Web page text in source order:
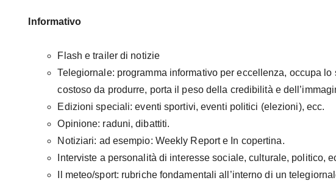
Informativo
Flash e trailer di notizie
Telegiornale: programma informativo per eccellenza, occupa
costoso da produrre, porta il peso della credibilità e
Edizioni speciali: eventi sportivi, eventi politici (elezioni), ecc.
Opinione: raduni, dibattiti.
Notiziari: ad esempio: Weekly Report e In copertina.
Interviste a personalità di interesse sociale, culturale, politico,
Il meteo/sport: rubriche fondamentali all’interno di un